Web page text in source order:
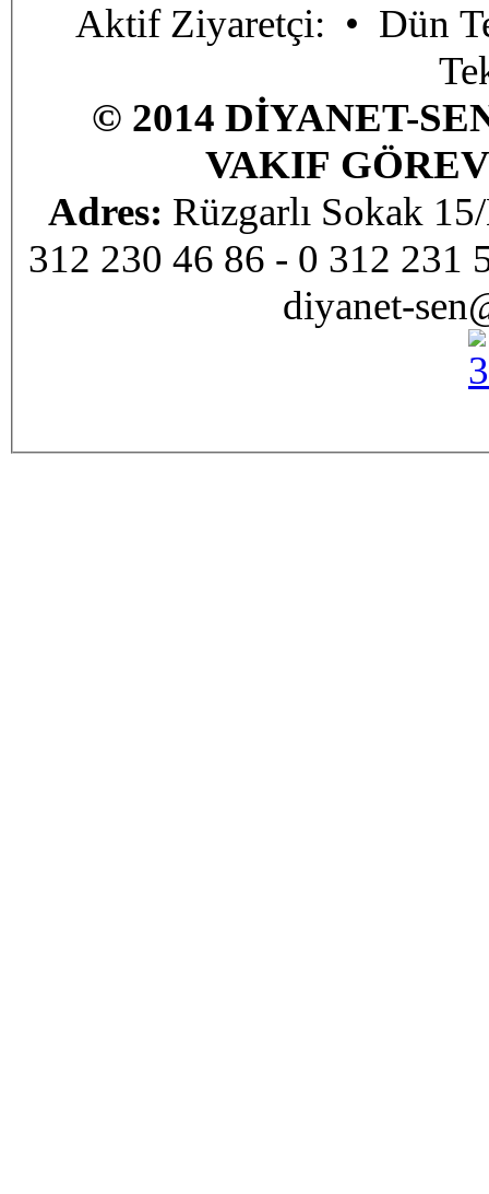
Aktif Ziyaretçi: • Dün
© 2014 DİYANET-
VAKIF
Adres: Rüzgarlı Sokak
312 230 46 86 - 0 312 231
diyanet-